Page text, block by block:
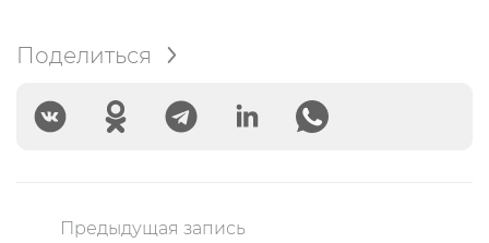
Поделиться
Предыдущая запись